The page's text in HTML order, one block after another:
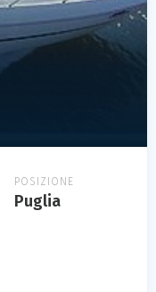
POSIZIONE
Puglia